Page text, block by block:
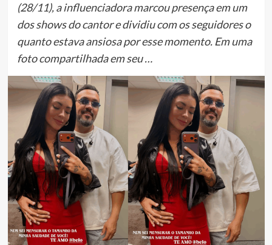
(28/11), a influenciadora marcou presença em um
dos shows do cantor e dividiu com os seguidores o
quanto estava ansiosa por esse momento. Em uma
foto compartilhada em seu …